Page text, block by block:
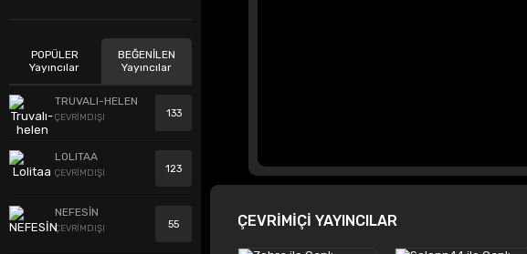
POPÜLER
Yayıncılar
BEĞENİLEN
Yayıncılar
TRUVALI-HELEN
ÇEVRİMDIŞI 133
LOLITAA
ÇEVRİMDIŞI 123
NEFESİN
ÇEVRİMDIŞI 55 ÇEVRİMİÇİ YAYINCILAR